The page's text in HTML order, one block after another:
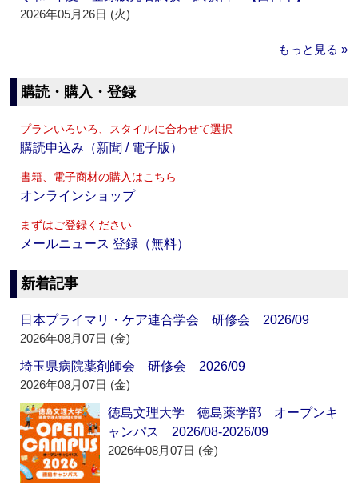
2026年05月26日 (火)
もっと見る »
購読・購入・登録
プランいろいろ、スタイルに合わせて選択
購読申込み（新聞 / 電子版）
書籍、電子商材の購入はこちら
オンラインショップ
まずはご登録ください
メールニュース 登録（無料）
新着記事
日本プライマリ・ケア連合学会 研修会 2026/09
2026年08月07日 (金)
埼玉県病院薬剤師会 研修会 2026/09
2026年08月07日 (金)
徳島文理大学 徳島薬学部 オープンキ
ャンパス 2026/08-2026/09
2026年08月07日 (金)